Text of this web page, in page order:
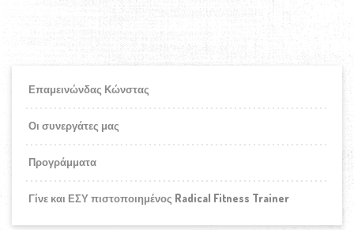
Επαμεινώνδας Κώνστας
Οι συνεργάτες μας
Προγράμματα
Γίνε και ΕΣΥ πιστοποιημένος Radical Fitness Trainer